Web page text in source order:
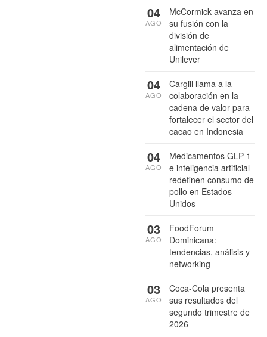
McCormick avanza en
su fusión con la
división de
alimentación de
Unilever
04
AGO
Cargill llama a la
colaboración en la
cadena de valor para
fortalecer el sector del
cacao en Indonesia
04
AGO
Medicamentos GLP-1
e inteligencia artificial
redefinen consumo de
pollo en Estados
Unidos
04
AGO
FoodForum
Dominicana:
tendencias, análisis y
networking
03
AGO
Coca-Cola presenta
sus resultados del
segundo trimestre de
2026
03
AGO